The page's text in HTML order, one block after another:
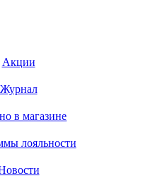
Акции
Журнал
в магазине
лояльности